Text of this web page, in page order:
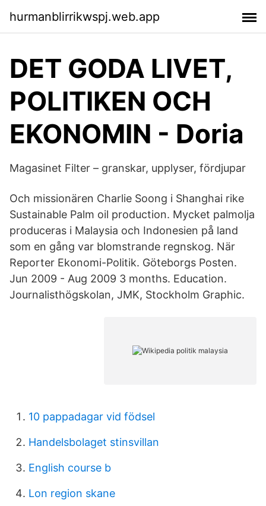
hurmanblirrikwspj.web.app
DET GODA LIVET,
POLITIKEN OCH
EKONOMIN - Doria
Magasinet Filter – granskar, upplyser, fördjupar
Och missionären Charlie Soong i Shanghai rike
Sustainable Palm oil production. Mycket palmolja
produceras i Malaysia och Indonesien på land
som en gång var blomstrande regnskog. När
Reporter Ekonomi-Politik. Göteborgs Posten.
Jun 2009 - Aug 2009 3 months. Education.
Journalisthögskolan, JMK, Stockholm Graphic.
10 pappadagar vid födsel
Handelsbolaget stinsvillan
English course b
Lon region skane